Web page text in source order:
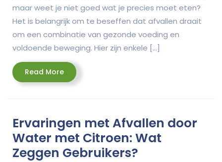
maar weet je niet goed wat je precies moet eten?
Het is belangrijk om te beseffen dat afvallen draait
om een combinatie van gezonde voeding en
voldoende beweging. Hier zijn enkele […]
Read MoreRead
More
Ervaringen met Afvallen door
Water met Citroen: Wat
Zeggen Gebruikers?